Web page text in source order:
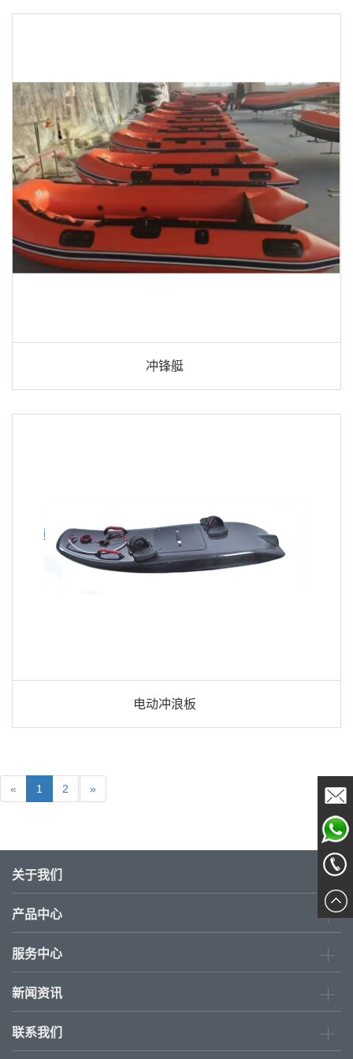
冲锋艇
电动冲浪板
« 1 2 »
关于我们
产品中心
服务中心
新闻资讯
联系我们
Email
Sales
0755-